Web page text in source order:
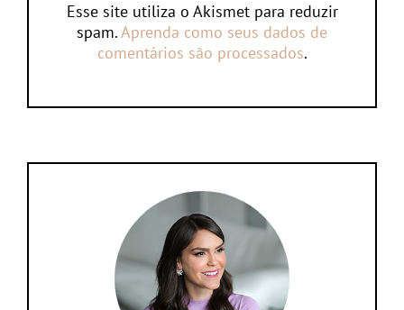
Esse site utiliza o Akismet para reduzir
spam.Aprenda como seus dados de
comentários são processados.